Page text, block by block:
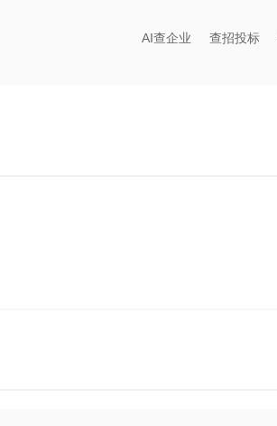
AI查企业 查招投标